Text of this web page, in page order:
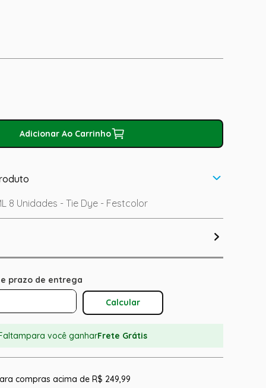
Adicionar Ao Carrinho
8 Unidades - Tie Dye - Festcolor
Calcular O Frete
para você ganharFrete Grátis
compras acima de R$ 249,99